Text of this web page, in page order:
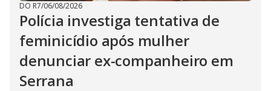
DO R7/06/08/2026
Polícia investiga tentativa de
feminicídio após mulher
denunciar ex-companheiro em
Serrana